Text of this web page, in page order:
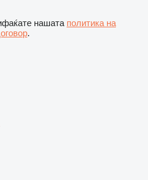
нашата политика на
.